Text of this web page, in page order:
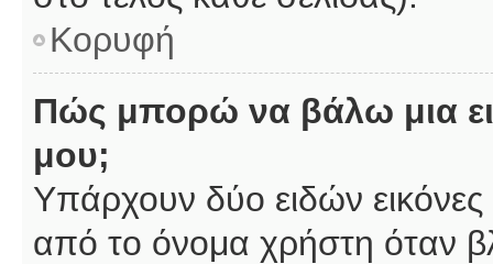
Κορυφή
Πώς μπορώ να βάλω μια
μου;
Υπάρχουν δύο ειδών
από το όνομα χρήστη όταν